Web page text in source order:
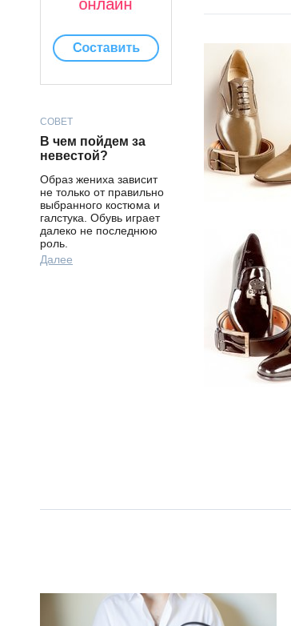
СОВЕТ
В чем пойдем за
невестой?
Образ жениха зависит
не только от правильно
выбранного костюма и
галстука. Обувь играет
далеко не последнюю
роль.
Далее